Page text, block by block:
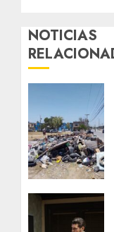
NOTICIAS